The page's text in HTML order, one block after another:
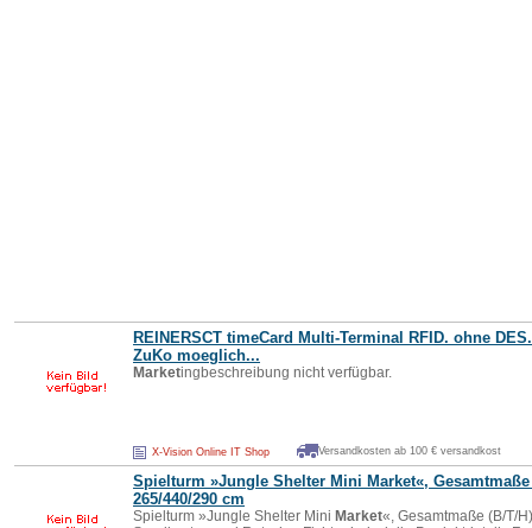
REINERSCT timeCard Multi-Terminal RFID. ohne
ZuKo moeglich...
Marketingbeschreibung nicht verfügbar.
X-Vision Online IT Shop Versandkosten ab 100 € versandkost
Spielturm »Jungle Shelter Mini Market«,
265/440/290 cm
Spielturm »Jungle Shelter Mini Market«, Gesamtmaße (B/T/